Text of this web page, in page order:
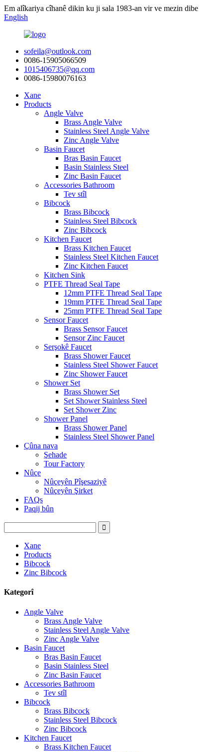
Em alîkariya cîhanê dikin ku ji sala 1983-an vir ve mezin dibe
English
sofeila@outlook.com
0086-15905066509
1015406735@qq.com
0086-15980076163
Xane
Products
Angle Valve
Brass Angle Valve
Stainless Steel Angle Valve
Zinc Angle Valve
Basin Faucet
Bras Basin Faucet
Basin Stainless Steel
Zinc Basin Faucet
Accessories Bathroom
Tev stîl
Bibcock
Brass Bibcock
Stainless Steel Bibcock
Zinc Bibcock
Kitchen Faucet
Brass Kitchen Faucet
Stainless Steel Kitchen Faucet
Zinc Kitchen Faucet
Kitchen Sink
PTFE Thread Seal Tape
12mm PTFE Thread Seal Tape
19mm PTFE Thread Seal Tape
25mm PTFE Thread Seal Tape
Sensor Faucet
Brass Sensor Faucet
Sensor Zinc Faucet
Serşokê Faucet
Brass Shower Faucet
Stainless Steel Shower Faucet
Zinc Shower Faucet
Shower Set
Brass Shower Set
Set Shower Stainless Steel
Set Shower Zinc
Shower Panel
Brass Shower Panel
Stainless Steel Shower Panel
Çûna nava
Şehade
Tour Factory
Nûçe
Nûçeyên Pîşesaziyê
Nûçeyên Şirket
FAQs
Paqij bûn
Xane
Products
Bibcock
Zinc Bibcock
Kategorî
Angle Valve
Brass Angle Valve
Stainless Steel Angle Valve
Zinc Angle Valve
Basin Faucet
Bras Basin Faucet
Basin Stainless Steel
Zinc Basin Faucet
Accessories Bathroom
Tev stîl
Bibcock
Brass Bibcock
Stainless Steel Bibcock
Zinc Bibcock
Kitchen Faucet
Brass Kitchen Faucet